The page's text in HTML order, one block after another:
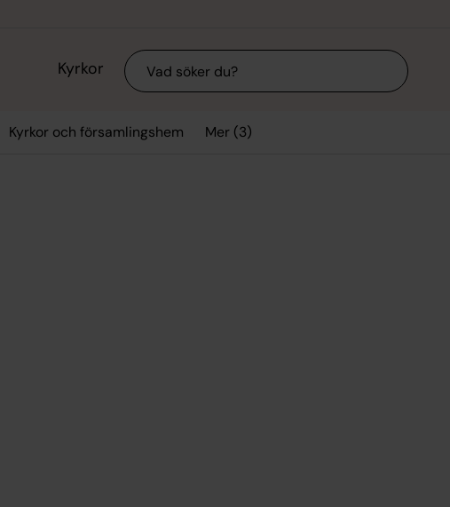
Kyrkor Sök
Kyrkor och församlingshem Mer (3)